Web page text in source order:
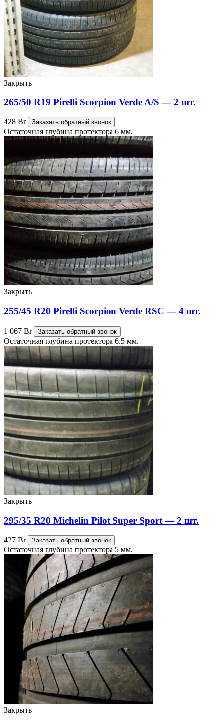
Закрыть
265/50 R19 Pirelli Scorpion Verde A/S — 2 шт.
428 Br Заказать обратный звонок
Остаточная глубина протектора 6 мм.
Закрыть
255/45 R20 Pirelli Scorpion Verde RSC — 4 шт.
1 067 Br Заказать обратный звонок
Остаточная глубина протектора 6.5 мм.
Закрыть
295/35 R20 Michelin Pilot Super Sport — 2 шт.
427 Br Заказать обратный звонок
Остаточная глубина протектора 5 мм.
Закрыть